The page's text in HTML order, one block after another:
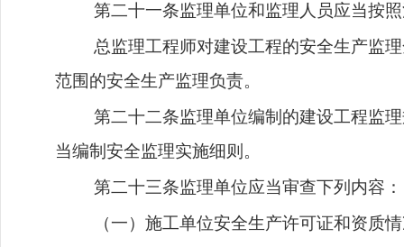
第二十一条监理单位和监理人员应当按
总监理工程师对建设工程的安全生产监
范围的安全生产监理负责。
第二十二条监理单位编制的建设工程监
当编制安全监理实施细则。
第二十三条监理单位应当审查下列内容：
（一）施工单位安全生产许可证和资质